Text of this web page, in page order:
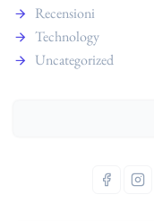
Recensioni
Technology
Uncategorized